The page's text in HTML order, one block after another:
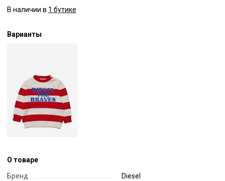
В наличии в 1 бутике
Варианты
О товаре
Бренд
Diesel